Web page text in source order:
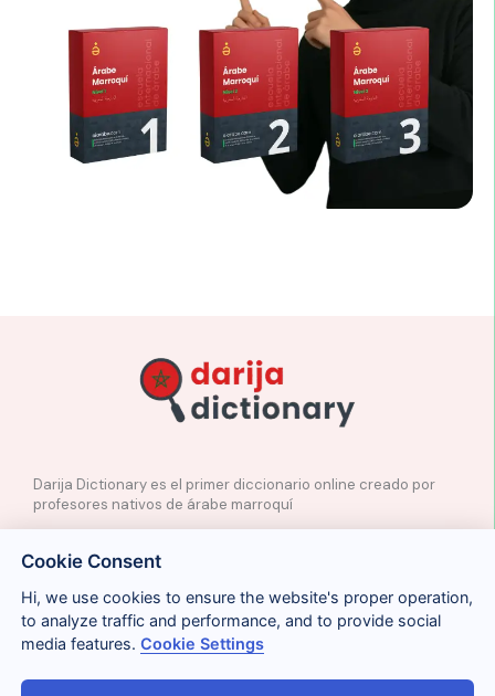
Darija Dictionary es el primer diccionario online creado por
profesores nativos de árabe marroquí
✉️ Contacto
📲Redes Sociales
🤝🏼Proponer palabras
Legal Cookies Privacidad Condiciones
Cookie Consent
Hi, we use cookies to ensure the website's proper operation,
to analyze traffic and performance, and to provide social
media features.Cookie Settings